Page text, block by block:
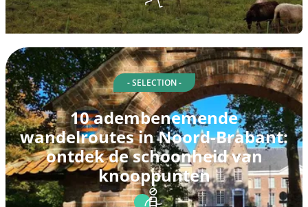
- SELECTION -
10 adembenemende
wandelroutes in Noord-Brabant:
ontdek de schoonheid van
knooppunten